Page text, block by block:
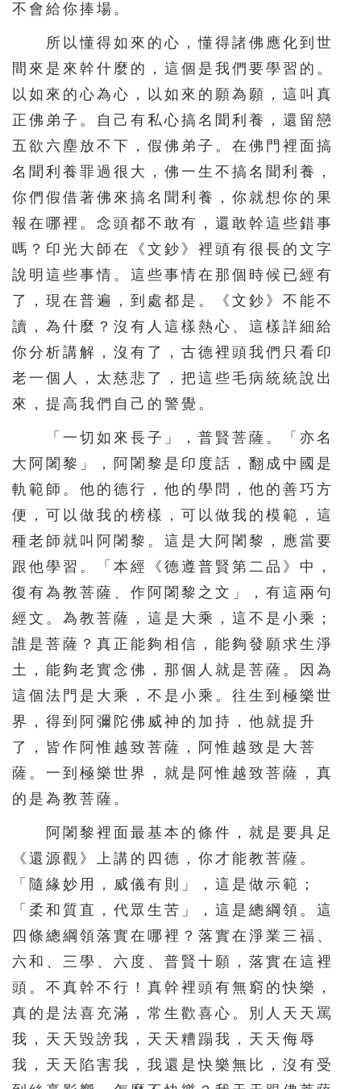
不會給你捧場。
所以懂得如來的心，懂得諸佛應化到世
間來是來幹什麼的，這個是我們要學習的。
以如來的心為心，以如來的願為願，這叫真
正佛弟子。自己有私心搞名聞利養，還留戀
五欲六塵放不下，假佛弟子。在佛門裡面搞
名聞利養罪過很大，佛一生不搞名聞利養，
你們假借著佛來搞名聞利養，你就想你的果
報在哪裡。念頭都不敢有，還敢幹這些錯事
嗎？印光大師在《文鈔》裡頭有很長的文字
說明這些事情。這些事情在那個時候已經有
了，現在普遍，到處都是。《文鈔》不能不
讀，為什麼？沒有人這樣熱心、這樣詳細給
你分析講解，沒有了，古德裡頭我們只看印
老一個人，太慈悲了，把這些毛病統統說出
來，提高我們自己的警覺。
「一切如來長子」，普賢菩薩。「亦名
大阿闍黎」，阿闍黎是印度話，翻成中國是
軌範師。他的德行，他的學問，他的善巧方
便，可以做我的榜樣，可以做我的模範，這
種老師就叫阿闍黎。這是大阿闍黎，應當要
跟他學習。「本經《德遵普賢第二品》中，
復有為教菩薩、作阿闍黎之文」，有這兩句
經文。為教菩薩，這是大乘，這不是小乘；
誰是菩薩？真正能夠相信，能夠發願求生淨
土，能夠老實念佛，那個人就是菩薩。因為
這個法門是大乘，不是小乘。往生到極樂世
界，得到阿彌陀佛威神的加持，他就提升
了，皆作阿惟越致菩薩，阿惟越致是大菩
薩。一到極樂世界，就是阿惟越致菩薩，真
的是為教菩薩。
阿闍黎裡面最基本的條件，就是要具足
《還源觀》上講的四德，你才能教菩薩。
「隨緣妙用，威儀有則」，這是做示範；
「柔和質直，代眾生苦」，這是總綱領。這
四條總綱領落實在哪裡？落實在淨業三福、
六和、三學、六度、普賢十願，落實在這裡
頭。不真幹不行！真幹裡頭有無窮的快樂，
真的是法喜充滿，常生歡喜心。別人天天罵
我，天天毀謗我，天天糟蹋我，天天侮辱
我，天天陷害我，我還是快樂無比，沒有受